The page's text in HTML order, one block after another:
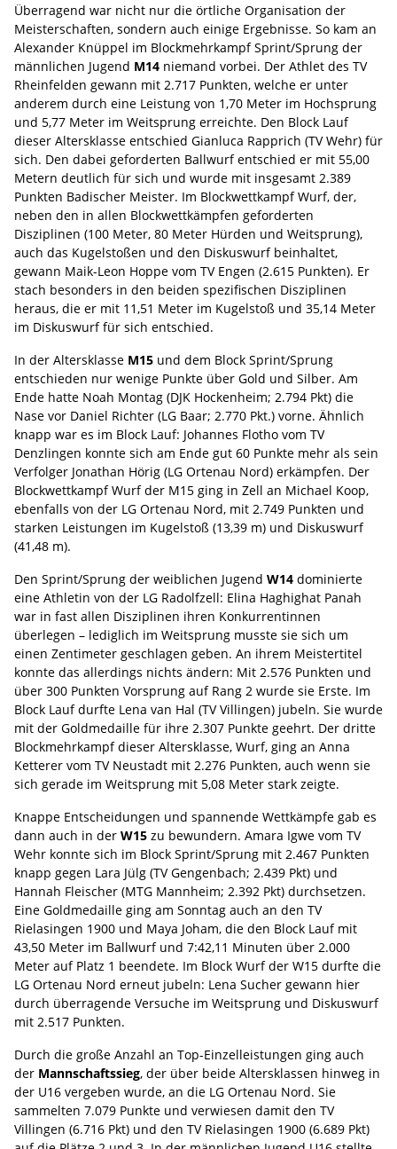
Überragend war nicht nur die örtliche Organisation der
Meisterschaften, sondern auch einige Ergebnisse. So kam an
Alexander Knüppel im Blockmehrkampf Sprint/Sprung der
männlichen Jugend M14 niemand vorbei. Der Athlet des TV
Rheinfelden gewann mit 2.717 Punkten, welche er unter
anderem durch eine Leistung von 1,70 Meter im Hochsprung
und 5,77 Meter im Weitsprung erreichte. Den Block Lauf
dieser Altersklasse entschied Gianluca Rapprich (TV Wehr) für
sich. Den dabei geforderten Ballwurf entschied er mit 55,00
Metern deutlich für sich und wurde mit insgesamt 2.389
Punkten Badischer Meister. Im Blockwettkampf Wurf, der,
neben den in allen Blockwettkämpfen geforderten
Disziplinen (100 Meter, 80 Meter Hürden und Weitsprung),
auch das Kugelstoßen und den Diskuswurf beinhaltet,
gewann Maik-Leon Hoppe vom TV Engen (2.615 Punkten). Er
stach besonders in den beiden spezifischen Disziplinen
heraus, die er mit 11,51 Meter im Kugelstoß und 35,14 Meter
im Diskuswurf für sich entschied.
In der Altersklasse M15 und dem Block Sprint/Sprung
entschieden nur wenige Punkte über Gold und Silber. Am
Ende hatte Noah Montag (DJK Hockenheim; 2.794 Pkt) die
Nase vor Daniel Richter (LG Baar; 2.770 Pkt.) vorne. Ähnlich
knapp war es im Block Lauf: Johannes Flotho vom TV
Denzlingen konnte sich am Ende gut 60 Punkte mehr als sein
Verfolger Jonathan Hörig (LG Ortenau Nord) erkämpfen. Der
Blockwettkampf Wurf der M15 ging in Zell an Michael Koop,
ebenfalls von der LG Ortenau Nord, mit 2.749 Punkten und
starken Leistungen im Kugelstoß (13,39 m) und Diskuswurf
(41,48 m).
Den Sprint/Sprung der weiblichen Jugend W14 dominierte
eine Athletin von der LG Radolfzell: Elina Haghighat Panah
war in fast allen Disziplinen ihren Konkurrentinnen
überlegen – lediglich im Weitsprung musste sie sich um
einen Zentimeter geschlagen geben. An ihrem Meistertitel
konnte das allerdings nichts ändern: Mit 2.576 Punkten und
über 300 Punkten Vorsprung auf Rang 2 wurde sie Erste. Im
Block Lauf durfte Lena van Hal (TV Villingen) jubeln. Sie wurde
mit der Goldmedaille für ihre 2.307 Punkte geehrt. Der dritte
Blockmehrkampf dieser Altersklasse, Wurf, ging an Anna
Ketterer vom TV Neustadt mit 2.276 Punkten, auch wenn sie
sich gerade im Weitsprung mit 5,08 Meter stark zeigte.
Knappe Entscheidungen und spannende Wettkämpfe gab es
dann auch in der W15 zu bewundern. Amara Igwe vom TV
Wehr konnte sich im Block Sprint/Sprung mit 2.467 Punkten
knapp gegen Lara Jülg (TV Gengenbach; 2.439 Pkt) und
Hannah Fleischer (MTG Mannheim; 2.392 Pkt) durchsetzen.
Eine Goldmedaille ging am Sonntag auch an den TV
Rielasingen 1900 und Maya Joham, die den Block Lauf mit
43,50 Meter im Ballwurf und 7:42,11 Minuten über 2.000
Meter auf Platz 1 beendete. Im Block Wurf der W15 durfte die
LG Ortenau Nord erneut jubeln: Lena Sucher gewann hier
durch überragende Versuche im Weitsprung und Diskuswurf
mit 2.517 Punkten.
Durch die große Anzahl an Top-Einzelleistungen ging auch
der Mannschaftssieg, der über beide Altersklassen hinweg in
der U16 vergeben wurde, an die LG Ortenau Nord. Sie
sammelten 7.079 Punkte und verwiesen damit den TV
Villingen (6.716 Pkt) und den TV Rielasingen 1900 (6.689 Pkt)